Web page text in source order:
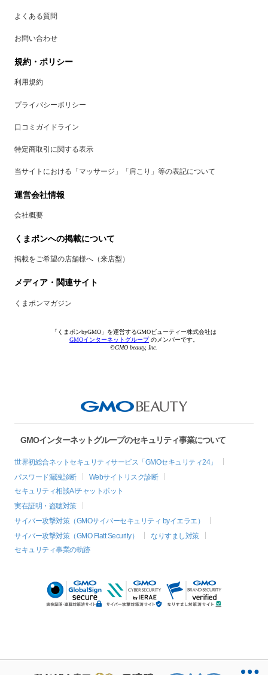
よくある質問
お問い合わせ
規約・ポリシー
利用規約
プライバシーポリシー
口コミガイドライン
特定商取引に関する表示
当サイトにおける「マッサージ」「肩こり」等の表記について
運営会社情報
会社概要
くまポンへの掲載について
掲載をご希望の店舗様へ（来店型）
メディア・関連サイト
くまポンマガジン
「くまポンbyGMO」を運営するGMOビューティー株式会社は
GMOインターネットグループのメンバーです。
©GMO beauty, Inc.
GMOインターネットグループのセキュリティ事業について
世界初総合ネットセキュリティサービス「GMOセキュリティ24」
パスワード漏洩診断
Webサイトリスク診断
セキュリティ相談AIチャットボット
実在証明・盗聴対策
サイバー攻撃対策（GMOサイバーセキュリティ byイエラエ）
サイバー攻撃対策（GMO Flatt Security）
なりすまし対策
セキュリティ事業の軌跡